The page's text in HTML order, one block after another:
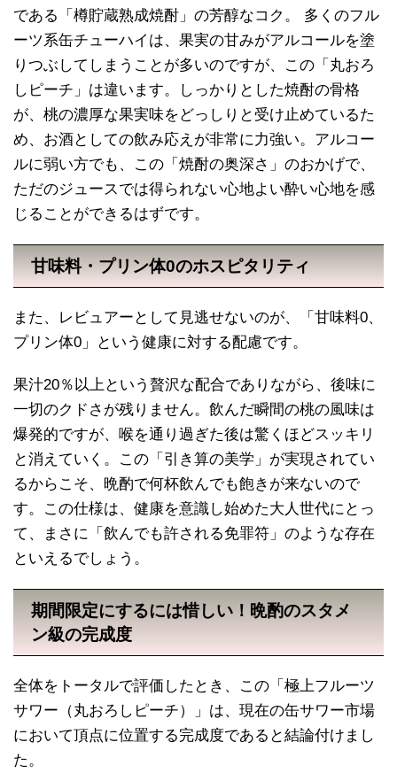
である「樽貯蔵熟成焼酎」の芳醇なコク。 多くのフル
ーツ系缶チューハイは、果実の甘みがアルコールを塗
りつぶしてしまうことが多いのですが、この「丸おろ
しピーチ」は違います。しっかりとした焼酎の骨格
が、桃の濃厚な果実味をどっしりと受け止めているた
め、お酒としての飲み応えが非常に力強い。アルコー
ルに弱い方でも、この「焼酎の奥深さ」のおかげで、
ただのジュースでは得られない心地よい酔い心地を感
じることができるはずです。
甘味料・プリン体0のホスピタリティ
また、レビュアーとして見逃せないのが、「甘味料0、
プリン体0」という健康に対する配慮です。
果汁20％以上という贅沢な配合でありながら、後味に
一切のクドさが残りません。飲んだ瞬間の桃の風味は
爆発的ですが、喉を通り過ぎた後は驚くほどスッキリ
と消えていく。この「引き算の美学」が実現されてい
るからこそ、晩酌で何杯飲んでも飽きが来ないので
す。この仕様は、健康を意識し始めた大人世代にとっ
て、まさに「飲んでも許される免罪符」のような存在
といえるでしょう。
期間限定にするには惜しい！晩酌のスタメ
ン級の完成度
全体をトータルで評価したとき、この「極上フルーツ
サワー（丸おろしピーチ）」は、現在の缶サワー市場
において頂点に位置する完成度であると結論付けまし
た。